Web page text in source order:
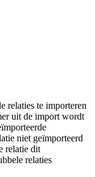
relaties te importeren
uit de import wordt
niet geïmporteerd
relatie dit
relaties